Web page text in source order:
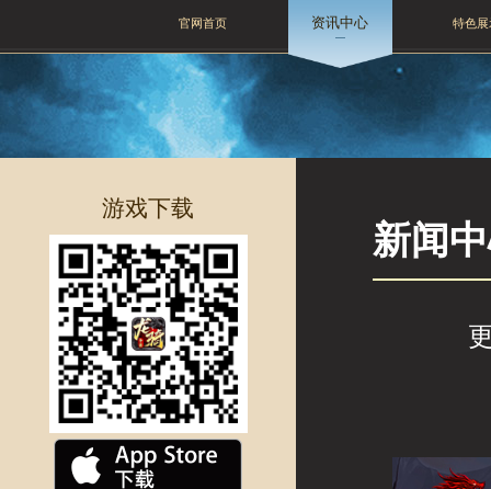
官网首页 资讯中心 特色展
游戏下载
新闻